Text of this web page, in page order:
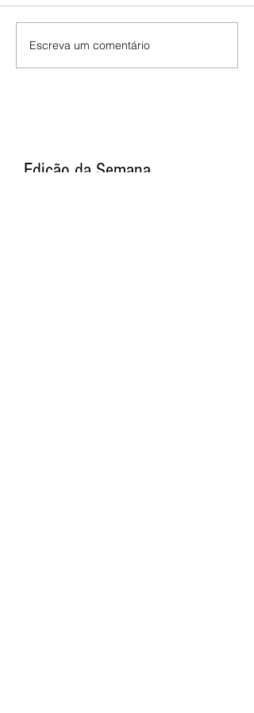
Escreva um comentário
Edição da Semana